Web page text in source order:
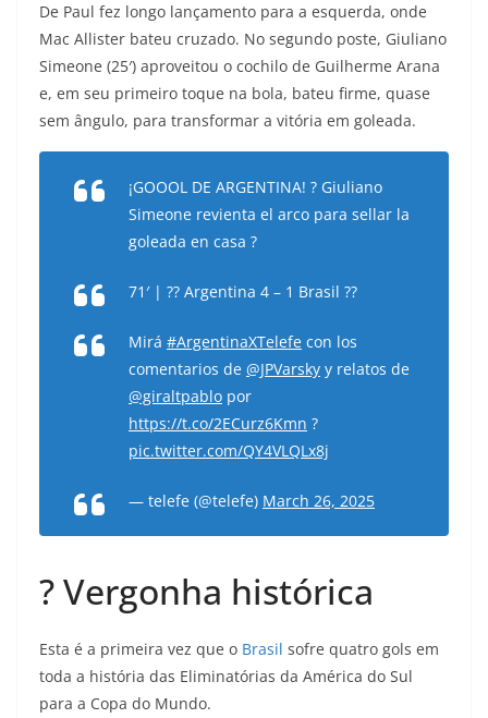
De Paul fez longo lançamento para a esquerda, onde
Mac Allister bateu cruzado. No segundo poste, Giuliano
Simeone (25′) aproveitou o cochilo de Guilherme Arana
e, em seu primeiro toque na bola, bateu firme, quase
sem ângulo, para transformar a vitória em goleada.
¡GOOOL DE ARGENTINA! ? Giuliano
Simeone revienta el arco para sellar la
goleada en casa ?️
71′ | ?? Argentina 4 – 1 Brasil ??
Mirá #ArgentinaXTelefe con los
comentarios de @JPVarsky y relatos de
@giraltpablo por
https://t.co/2ECurz6Kmn ?
pic.twitter.com/QY4VLQLx8j
— telefe (@telefe) March 26, 2025
? Vergonha histórica
Esta é a primeira vez que o Brasil sofre quatro gols em
toda a história das Eliminatórias da América do Sul
para a Copa do Mundo.